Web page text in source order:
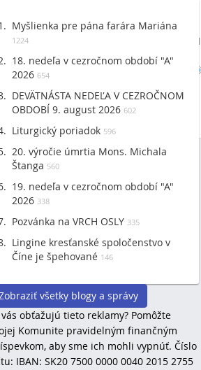
Read More
By Daniel Ruščák
6/11/20 1:57 PM
19474 Views,0 Comments
anjeli
zlý
modlitba a čin
cesta svätosti
Myšlienka pre pána farára Mariána
1224
18. nedeľa v cezročnom období "A"
2026 654
DEVÄTNÁSTA NEDEĽA V CEZROČNOM
OBDOBÍ 9. august 2026 602
Liturgický poriadok 596
20. výročie úmrtia Mons. Michala
Štanga 560
19. nedeľa v cezročnom období "A"
2026 338
Pozvánka na VRCH OSLY 335
Lingine kresťanské spoločenstvo v
Číne je špehované 146
všetky blogy a správy
obťažujú tieto reklamy? Pomôžte
Komunite pravidelným finančným
aby sme ich mohli vypnúť. Číslo
IBAN: SK20 7500 0000 0040 2015 2755